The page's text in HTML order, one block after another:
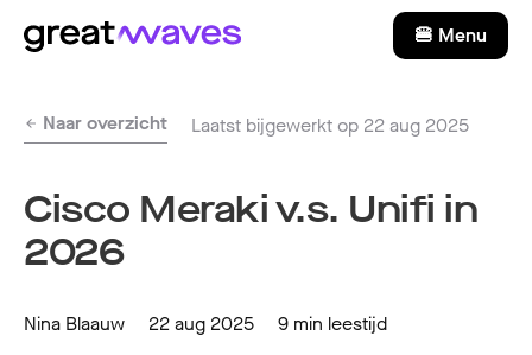
🍔 Menu
Naar overzicht Laatst bijgewerkt op 22 aug 2025
Cisco Meraki v.s. Unifi in
2026
Nina Blaauw 22 aug 2025 9 min leestijd